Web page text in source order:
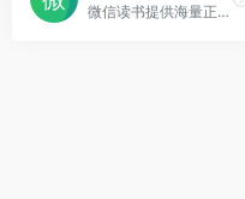
微信读书提供海量正版书籍、小说、漫画、公众号、听书，多设备同步实现跨屏阅读。与微信好友一起发现更多精品好书，随时交流感想，让阅读不再孤独。